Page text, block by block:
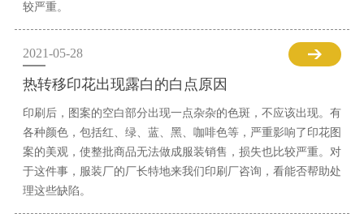
较严重。
2021-05-28
热转移印花出现露白的白点原因
印刷后，图案的空白部分出现一点杂杂的色斑，不应该出现。有
各种颜色，包括红、绿、蓝、黑、咖啡色等，严重影响了印花图
案的美观，使整批商品无法做成服装销售，损失也比较严重。对
于这件事，服装厂的厂长特地来我们印刷厂咨询，看能否帮助处
理这些缺陷。